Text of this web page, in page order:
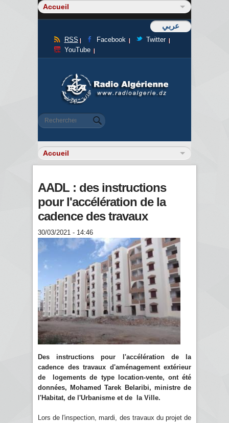
عربي
RSS Facebook
Twitter
YouTube
Formulaire de recherche
Rechercher
AADL : des instructions
pour l'accélération de la
cadence des travaux
30/03/2021 - 14:46
Des instructions pour l'accélération de la
cadence des travaux d'aménagement extérieur
de logements de type location-vente, ont été
données, Mohamed Tarek Belaribi, ministre de
l'Habitat, de l'Urbanisme et de la Ville.
Lors de l'inspection, mardi, des travaux du projet de